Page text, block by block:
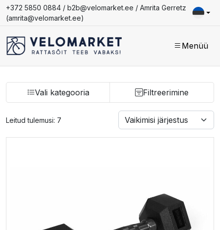
+372 5850 0884 / b2b@velomarket.ee / Amrita Gerretz
(amrita@velomarket.ee)
Menüü
Vali kategooria Filtreerimine
Leitud tulemusi: 7